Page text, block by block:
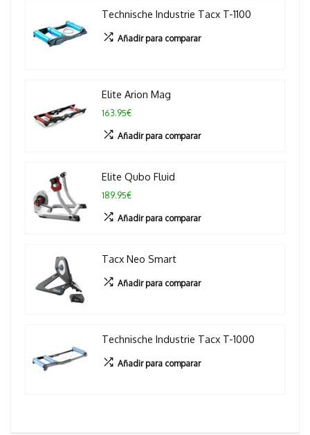
Technische Industrie Tacx T-1100
Añadir para comparar
Elite Arion Mag
163.95€
Añadir para comparar
Elite Qubo Fluid
189.95€
Añadir para comparar
Tacx Neo Smart
Añadir para comparar
Technische Industrie Tacx T-1000
Añadir para comparar